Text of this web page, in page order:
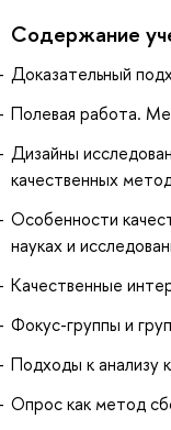
Содержание
Доказательный
Полевая работа.
Дизайны
качественных
Особенности
науках и
Качественные
Фокус-группы и
Подходы к анализу
Опрос как метод